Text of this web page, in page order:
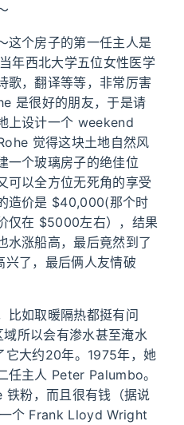
这个房子的第一任主人是
年西北大学五位女性医学
歌，翻译等等，非常厉害
是很好的朋友，于是请
上设计一个 weekend
觉得这块土地自然风
一个玻璃房子的绝佳位
可以全方位无死角的享受
造价是 $40,000(那个时
仅在 $5000左右），结果
水涨船高，最后竟然到了
了，最后俩人友情破
比如取暖隔热都挺有问
所以会有渗水甚至淹水
它大约20年。1975年，她
任主人 Peter Palumbo。
粉，而且很有钱（据说
个 Frank Lloyd Wright